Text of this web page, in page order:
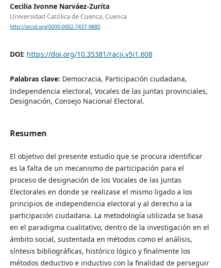
Cecilia Ivonne Narváez-Zurita
Universidad Católica de Cuenca, Cuenca
http://orcid.org/0000-0002-7437-9880
DOI: https://doi.org/10.35381/racji.v5i1.608
Palabras clave: Democracia, Participación ciudadana,
Independencia electoral, Vocales de las juntas provinciales,
Designación, Consejo Nacional Electoral.
Resumen
El objetivo del presente estudio que se procura identificar
es la falta de un mecanismo de participación para el
proceso de designación de los Vocales de las Juntas
Electorales en donde se realizase el mismo ligado a los
principios de independencia electoral y al derecho a la
participación ciudadana. La metodología utilizada se basa
en el paradigma cualitativo, dentro de la investigación en el
ámbito social, sustentada en métodos como el análisis,
síntesis bibliográficas, histórico lógico y finalmente los
métodos deductivo e inductivo con la finalidad de perseguir